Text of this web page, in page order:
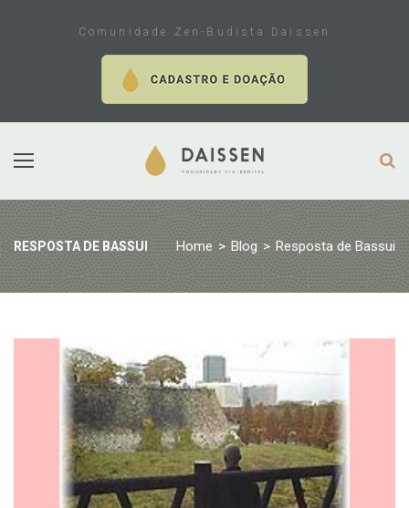
Comunidade Zen-Budista Daissen
RESPOSTA DE BASSUI Home > Blog > Resposta de Bassui